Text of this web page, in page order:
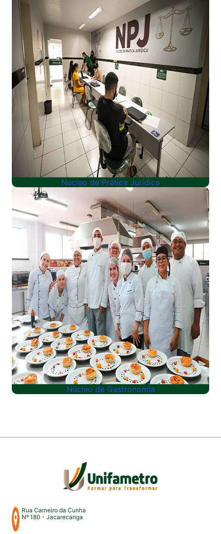
Núcleo de Prática Jurídica
Núcleo de Gastronomia
Rua Carneiro da Cunha
Nº 180 - Jacarecanga